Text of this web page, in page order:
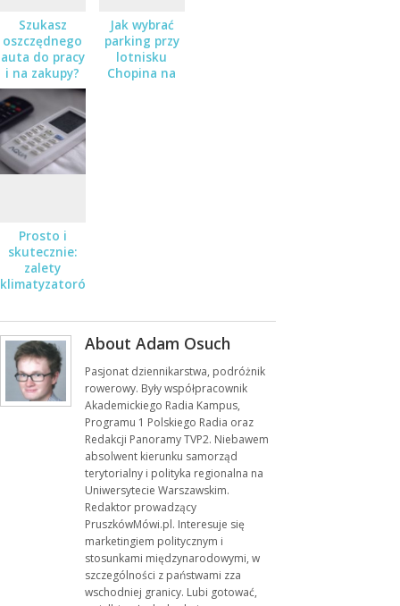
Szukasz
oszczędnego
auta do pracy
i na zakupy?
Sprawdź
Nissana Micra
w salonie
Zaborowski
Jak wybrać
parking przy
lotnisku
Chopina na
Prosto i
skutecznie:
zalety
klimatyzatorów
biur
About Adam Osuch
Pasjonat dziennikarstwa, podróżnik
rowerowy. Były współpracownik
Akademickiego Radia Kampus,
Programu 1 Polskiego Radia oraz
Redakcji Panoramy TVP2. Niebawem
absolwent kierunku samorząd
terytorialny i polityka regionalna na
Uniwersytecie Warszawskim.
Redaktor prowadzący
PruszkówMówi.pl. Interesuje się
marketingiem politycznym i
stosunkami międzynarodowymi, w
szczególności z państwami zza
wschodniej granicy. Lubi gotować,